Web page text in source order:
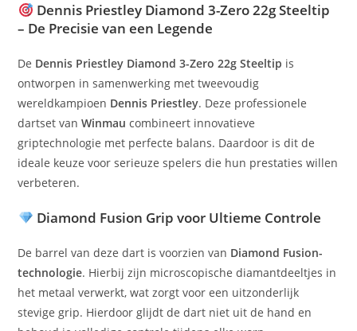
Dennis Priestley Diamond 3-Zero 22g Steeltip
– De Precisie van een Legende
De Dennis Priestley Diamond 3-Zero 22g Steeltip is
ontworpen in samenwerking met tweevoudig
wereldkampioen Dennis Priestley. Deze professionele
dartset vanWinmau combineert innovatieve
griptechnologie met perfecte balans. Daardoor is dit de
ideale keuze voor serieuze spelers die hun prestaties willen
verbeteren.
Diamond Fusion Grip voor Ultieme Controle
De barrel van deze dart is voorzien van Diamond Fusion-
technologie. Hierbij zijn microscopische diamantdeeltjes in
het metaal verwerkt, wat zorgt voor een uitzonderlijk
stevige grip. Hierdoor glijdt de dart niet uit de hand en